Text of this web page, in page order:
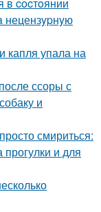
нецензypнyю
капля упала на
ссоры с
и
смириться:
и для